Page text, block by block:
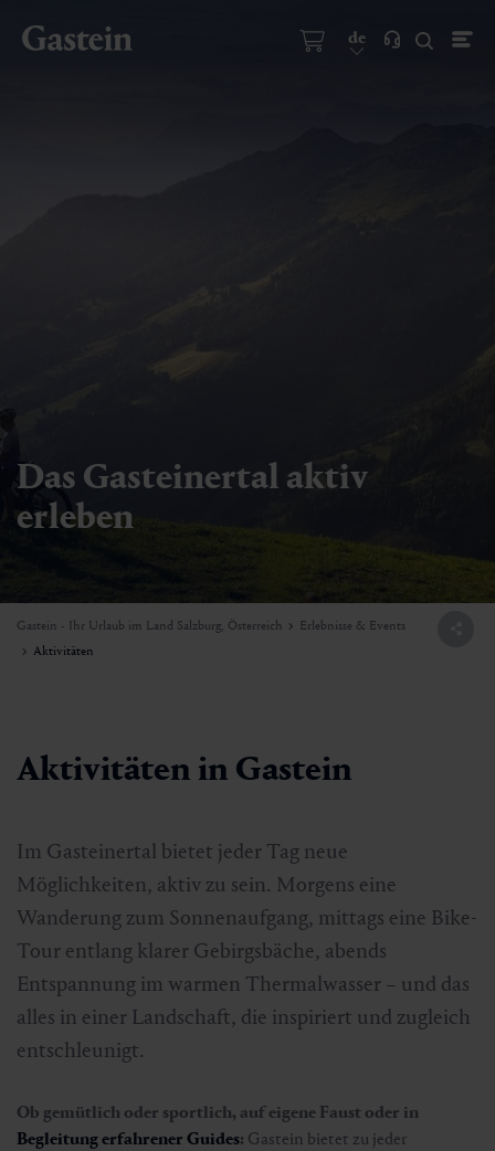
de
Das Gasteinertal aktiv
erleben
Gastein - Ihr Urlaub im Land Salzburg, Österreich
Erlebnisse & Events
Aktivitäten
Aktivitäten in Gastein
Im Gasteinertal bietet jeder Tag neue
Möglichkeiten, aktiv zu sein. Morgens eine
Wanderung zum Sonnenaufgang, mittags eine Bike-
Tour entlang klarer Gebirgsbäche, abends
Entspannung im warmen Thermalwasser – und das
alles in einer Landschaft, die inspiriert und zugleich
entschleunigt.
Ob gemütlich oder sportlich, auf eigene Faust oder in
Begleitung erfahrener Guides: Gastein bietet zu jeder